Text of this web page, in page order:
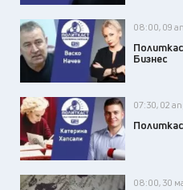
08:00, 09
Бизнес
07:30, 02
08:00, 30